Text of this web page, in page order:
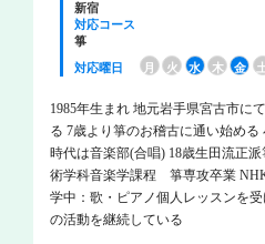
新宿
対応コース
箏
対応曜日
月 火 水 木 金
1985年生まれ 地元岩手県宮古市に
る 7歳より箏のお稽古に通い始め
時代は音楽部(合唱) 18歳生田流正
術学科音楽学課程 箏専攻卒業
学中：歌・ピアノ個人レッスンを
の活動を継続している